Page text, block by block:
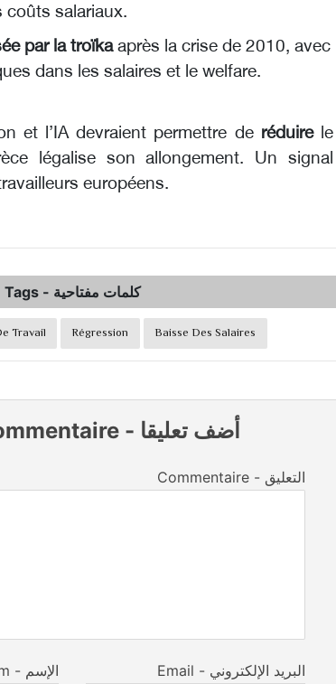
coûts salariaux.
par la troïkaaprès la crise de 2010, avec
dans les salaires et le welfare.
et l’IA devraient permettre de réduirele
légalise son allongement. Un signal
européens.
Tags- كلمات مفتاحية
Travail Régression Baisse Des Salaires
- أضف تعليقا
Commentaire - التعليق
Nom - الإسم Email - البريد الإلكتروني